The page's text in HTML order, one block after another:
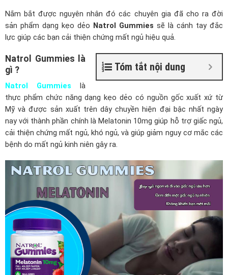
Nắm bắt được nguyên nhân đó các chuyên gia đã cho ra đời
sản phẩm dạng kẹo dẻo Natrol Gummies sẽ là cánh tay đắc
lực giúp các bạn cải thiện chứng mất ngủ hiệu quả.
Tóm tắt nội dung
Natrol Gummies là
gì ?
Natrol Gummies
là
thực phẩm chức năng dạng kẹo dẻo có nguồn gốc xuất xứ từ
Mỹ và được sản xuất trên dây chuyền hiện đại bậc nhất ngày
nay với thành phần chính là Melatonin 10mg giúp hỗ trợ giấc ngủ,
cải thiện chứng mất ngủ, khó ngủ, và giúp giảm nguy cơ mắc các
bệnh do mất ngủ kinh niên gây ra.